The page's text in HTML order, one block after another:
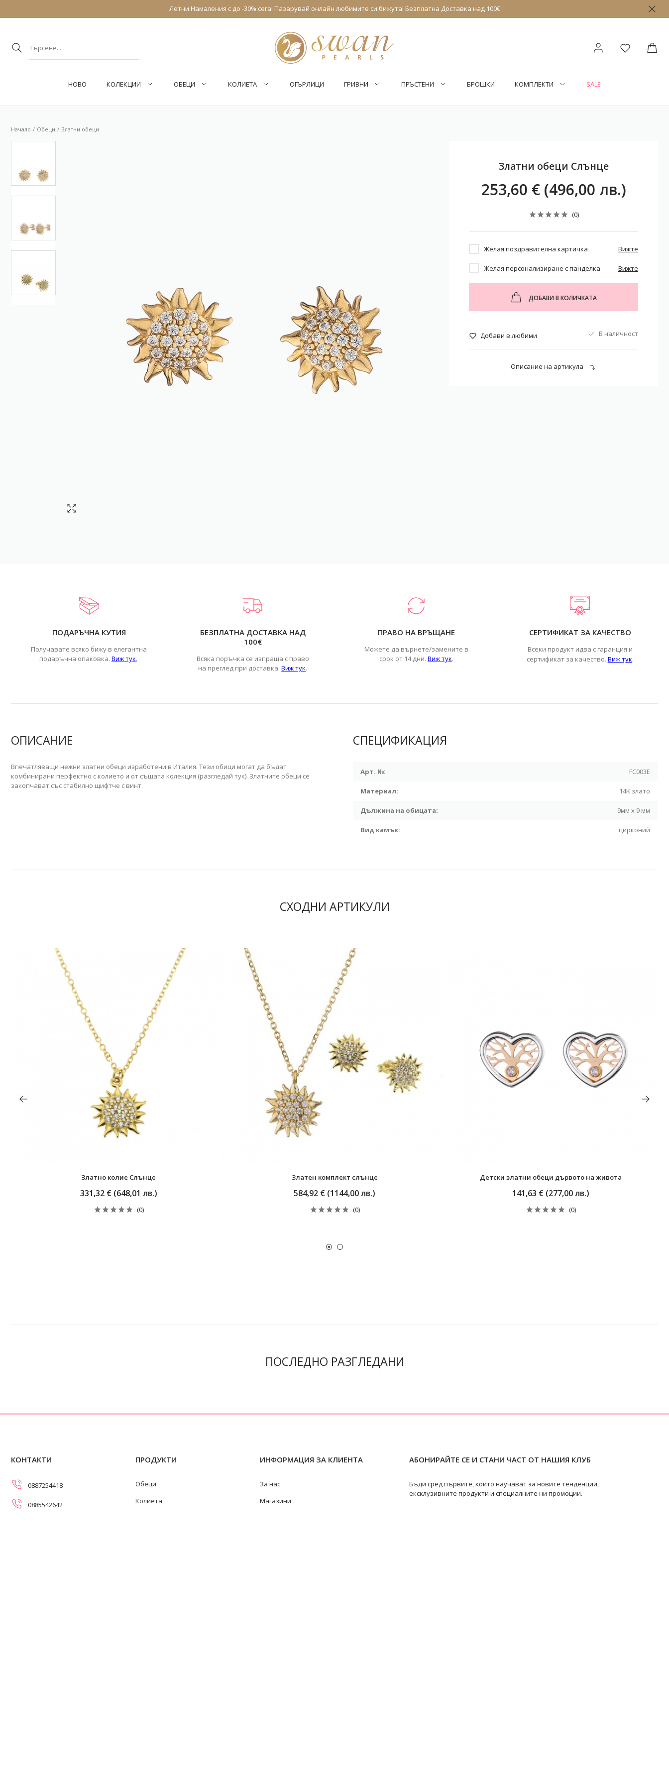
Летни Намаления с до -30% сега! Пазарувай онлайн любимите си бижута! Безплатна Доставка над 100€
НОВО КОЛЕКЦИИ ОБEЦИ КОЛИЕТА ОГЪРЛИЦИ ГРИВНИ ПРЪСТЕНИ БРОШКИ КОМПЛЕКТИ SALE
Начало Обeци Златни обеци
Златни обеци Слънце
253,60 € (496,00 лв.)
(0)
Желая поздравителна картичка Вижте
Желая персонализиране с панделка Вижте
ДОБАВИ В КОЛИЧКАТА
Добави в любими В наличност
Описание на артикула
ПОДАРЪЧНА КУТИЯ
Получавате всяко бижу в елегантна
подаръчна опаковка. Виж тук.
БЕЗПЛАТНА ДОСТАВКА НАД
100€
Всяка поръчка се изпраща с право
на преглед при доставка.Виж тук.
ПРАВО НА ВРЪЩАНЕ
Можете да върнете/замените в
срок от 14 дни. Виж тук.
СЕРТИФИКАТ ЗА КАЧЕСТВО
Всеки продукт идва с гаранция и
сертификат за качество. Виж тук.
ОПИСАНИЕ
Впечатляващи нежни златни обеци изработени в Италия. Тези обици могат да бъдат
комбинирани перфектно с колието и от същата колекция (разгледай тук). Златните обеци се
закопчават със стабилно щифтче с винт.
СПЕЦИФИКАЦИЯ
Арт. №: FC003E
Материал: 14K злато
Дължина на обицата: 9мм х 9 мм
Вид камък: цирконий
СХОДНИ АРТИКУЛИ
Златно колие Слънце
331,32 € (648,01 лв.)
(0)
Златен комплект слънце
584,92 € (1144,00 лв.)
(0)
Детски златни обеци дървото на живота
141,63 € (277,00 лв.)
(0)
ПОСЛЕДНО РАЗГЛЕДАНИ
КОНТАКТИ
0887254418
0885542642
ПРОДУКТИ
Обеци
Колиета
ИНФОРМАЦИЯ ЗА КЛИЕНТА
За нас
Магазини
АБОНИРАЙТЕ СЕ И СТАНИ ЧАСТ ОТ НАШИЯ КЛУБ
Бъди сред първите, които научават за новите тенденции,
ексклузивните продукти и специалните ни промоции.